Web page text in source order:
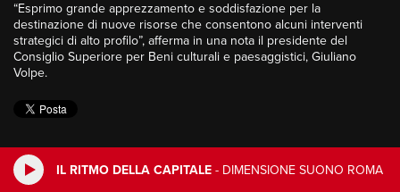
IL RITMO DELLA CAPITALE - DIMENSIONE SUONO ROMA
“Esprimo grande apprezzamento e soddisfazione per la
destinazione di nuove risorse che consentono alcuni interventi
strategici di alto profilo”, afferma in una nota il presidente del
Consiglio Superiore per Beni culturali e paesaggistici, Giuliano
Volpe.